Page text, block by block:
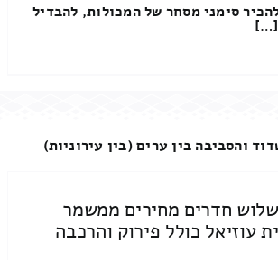
סימני מסחר של המכולות, להבדיל
[…]
והסביבה בין ערים (בין עירוניות)
חדרים מחירים ממשמר
עוזיאל כולל פירוק והרכבה